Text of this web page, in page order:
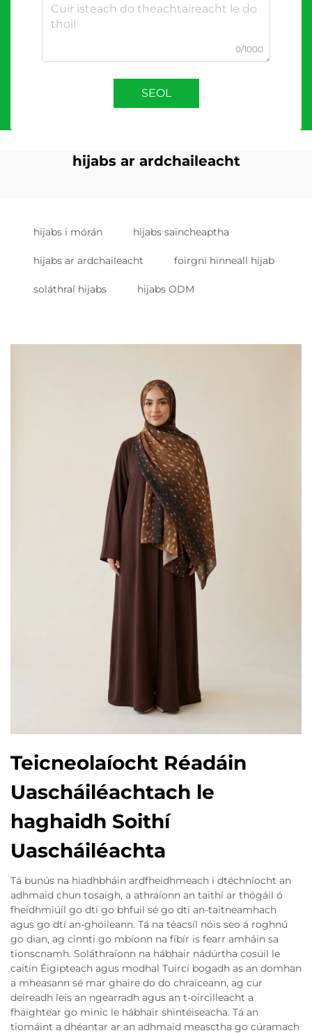
0/1000
SEOL
hijabs ar ardchaileacht
hijabs i mórán hijabs saincheaptha
hijabs ar ardchaileacht foirgní hinneall hijab
soláthraí hijabs hijabs ODM
Teicneolaíocht Réadáin
Uascháiléachtach le
haghaidh Soithí
Uascháiléachta
Tá bunús na hiadhbháin ardfheidhmeach i dtéchníocht an
adhmaid chun tosaigh, a athraíonn an taithí ar thógáil ó
fheidhmiúil go dtí go bhfuil sé go dtí an-taitneamhach
agus go dtí an-ghoileann. Tá na téacsíl nóis seo á roghnú
go dian, ag cinnti go mbíonn na fíbír is fearr amháin sa
tionscnamh. Soláthraíonn na hábhair nádúrtha cosúil le
caitín Éigipteach agus modhal Tuircí bogadh as an domhan
a mheasann sé mar ghaire do do chraiceann, ag cur
deireadh leis an ngearradh agus an t-oircilleacht a
fhaightear go minic le hábhair shintéiseacha. Tá an
tiomáint a dhéantar ar an adhmaid measctha go cúramach